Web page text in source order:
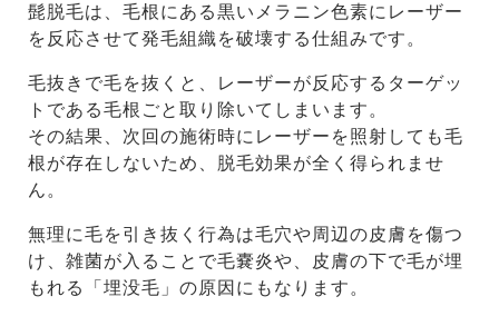
髭脱毛は、毛根にある黒いメラニン色素にレーザー
を反応させて発毛組織を破壊する仕組みです。
毛抜きで毛を抜くと、レーザーが反応するターゲッ
トである毛根ごと取り除いてしまいます。
その結果、次回の施術時にレーザーを照射しても毛
根が存在しないため、脱毛効果が全く得られませ
ん。
無理に毛を引き抜く行為は毛穴や周辺の皮膚を傷つ
け、雑菌が入ることで毛嚢炎や、皮膚の下で毛が埋
もれる「埋没毛」の原因にもなります。